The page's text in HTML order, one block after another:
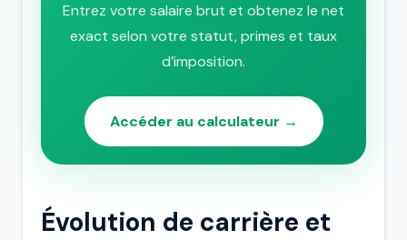
Entrez votre salaire brut et obtenez le net
exact selon votre statut, primes et taux
d’imposition.
Accéder au calculateur →
Évolution de carrière et